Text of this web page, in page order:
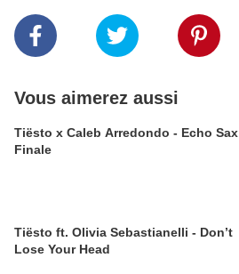
Vous aimerez aussi
Tiësto x Caleb Arredondo - Echo Sax
Finale
Tiësto ft. Olivia Sebastianelli - Don’t
Lose Your Head